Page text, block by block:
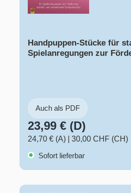
Handpuppen-Stücke für
Spielanregungen zur
Auch als PDF
23,99 € (D)
24,70 € (A)
30,00 CHF (CH)
Sofort lieferbar